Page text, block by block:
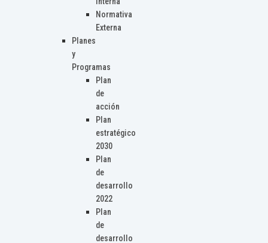
Normativa
Externa
Planes
y
Programas
Plan
de
acción
Plan
estratégico
2030
Plan
de
desarrollo
2022
Plan
de
desarrollo